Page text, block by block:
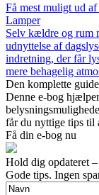
Få mest muligt ud
Lamper
Selv kældre og rum
udnyttelse af
indretning, der får
mere behagelig
Den komplette
Denne e-bog
får du nyttige tips til
Få din e-bog nu
Hold dig opdateret
Gode tips. Ingen